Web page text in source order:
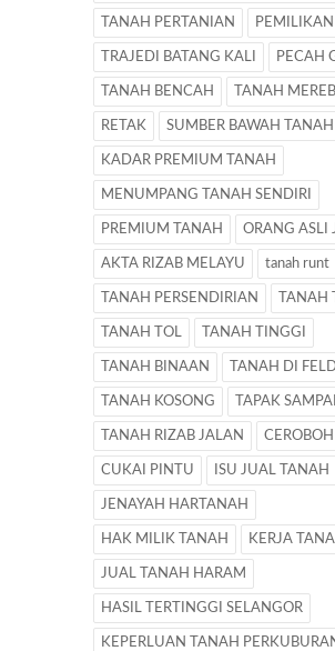
TANAH PERTANIAN
TRAJEDI BATANG KALI PECAH
TANAH BENCAH TANAH
RETAK SUMBER BAWAH TANAH
KADAR PREMIUM TANAH
MENUMPANG TANAH SENDIRI
PREMIUM TANAH ORANG ASLI
AKTA RIZAB MELAYU tanah runt
TANAH PERSENDIRIAN TANAH
TANAH TOL TANAH TINGGI
TANAH BINAAN TANAH DI
TANAH KOSONG TAPAK
TANAH RIZAB JALAN
CUKAI PINTU ISU JUAL TANAH
JENAYAH HARTANAH
HAK MILIK TANAH KERJA
JUAL TANAH HARAM
HASIL TERTINGGI SELANGOR
KEPERLUAN TANAH